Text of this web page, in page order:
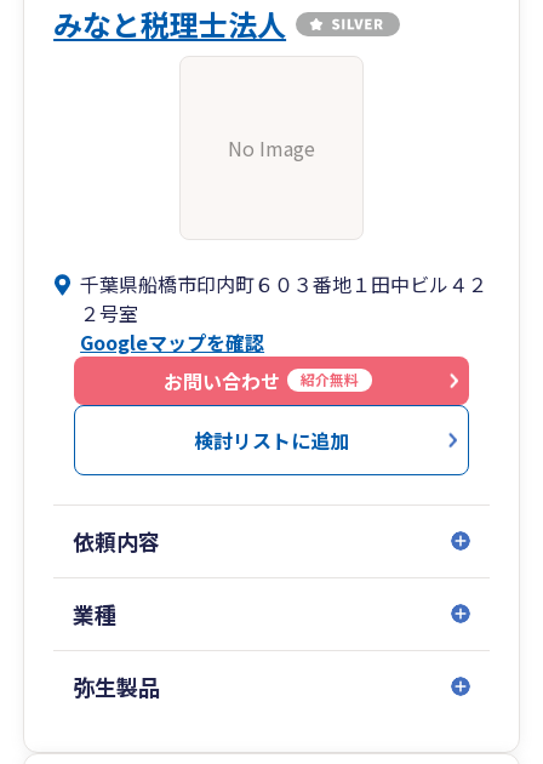
みなと税理士法人
No Image
千葉県船橋市印内町６０３番地１田中ビル４２
２号室
Googleマップを確認
お問い合わせ
紹介無料
検討リストに追加
依頼内容
業種
弥生製品